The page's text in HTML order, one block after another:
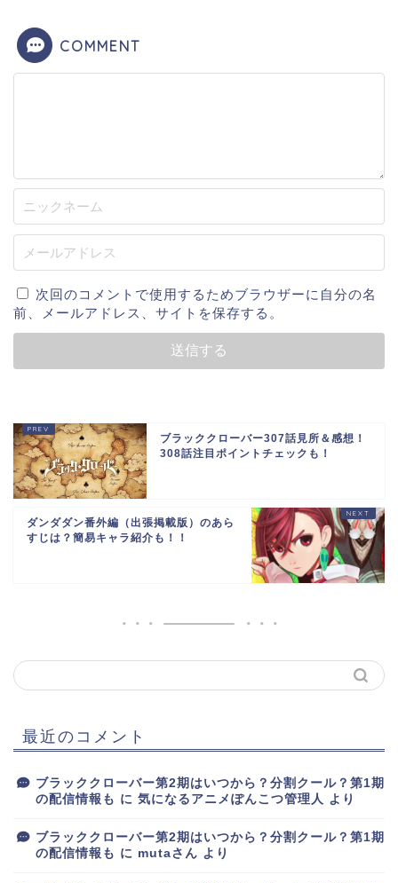
COMMENT
次回のコメントで使用するためブラウザーに自分の名
前、メールアドレス、サイトを保存する。
ブラッククローバー307話見所＆感想！
308話注目ポイントチェックも！
ダンダダン番外編（出張掲載版）のあら
すじは？簡易キャラ紹介も！！
最近のコメント
ブラッククローバー第2期はいつから？分割クール？第1期
の配信情報も に 気になるアニメぽんこつ管理人 より
ブラッククローバー第2期はいつから？分割クール？第1期
の配信情報も に mutaさん より